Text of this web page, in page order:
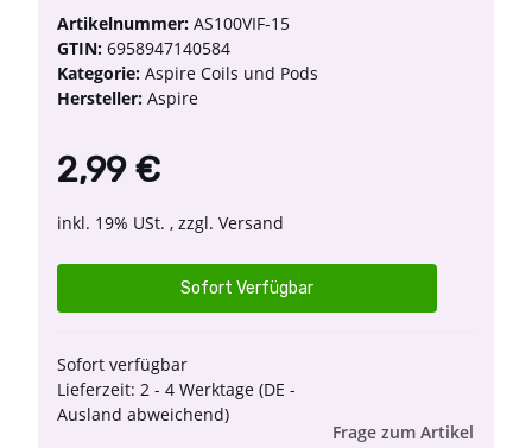
Artikelnummer: AS100VIF-15
GTIN: 6958947140584
Kategorie: Aspire Coils und Pods
Hersteller: Aspire
2,99 €
inkl. 19% USt. , zzgl. Versand
Sofort Verfügbar
Sofort verfügbar
Lieferzeit: 2 - 4 Werktage (DE -
Ausland abweichend)
Frage zum Artikel